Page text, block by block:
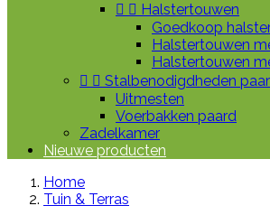
  Halstertouwen
Goedkoop
Halstertouwen
Halstertouwen
  Stalbenodigdheden
Uitmesten
Voerbakken paard
Zadelkamer
Nieuwe producten
Home
Tuin & Terras